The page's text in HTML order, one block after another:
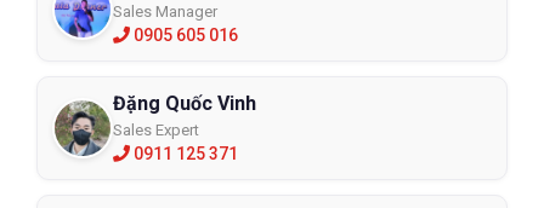
Sales Manager
0905 605 016
Đặng Quốc Vinh
Sales Expert
0911 125 371